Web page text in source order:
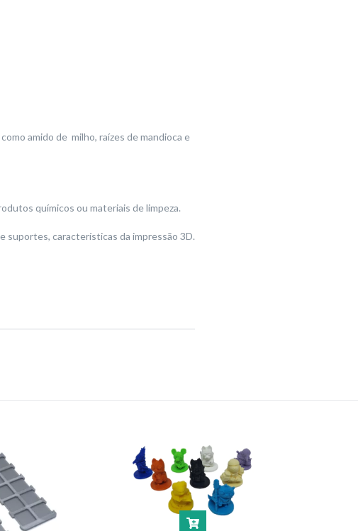
amido de milho, raízes de mandioca e
químicos ou materiais de limpeza.
suportes, características da impressão 3D.